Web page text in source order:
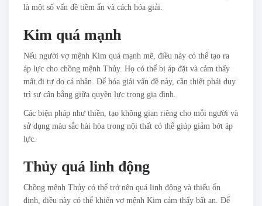
là một số vấn đề tiềm ẩn và cách hóa giải.
Kim quá mạnh
Nếu người vợ mệnh Kim quá mạnh mẽ, điều này có thể tạo ra
áp lực cho chồng mệnh Thủy. Họ có thể bị áp đặt và cảm thấy
mất đi tự do cá nhân. Để hóa giải vấn đề này, cần thiết phải duy
trì sự cân bằng giữa quyền lực trong gia đình.
Các biện pháp như thiền, tạo không gian riêng cho mỗi người và
sử dụng màu sắc hài hòa trong nội thất có thể giúp giảm bớt áp
lực.
Thủy quá linh động
Chồng mệnh Thủy có thể trở nên quá linh động và thiếu ổn
định, điều này có thể khiến vợ mệnh Kim cảm thấy bất an. Để